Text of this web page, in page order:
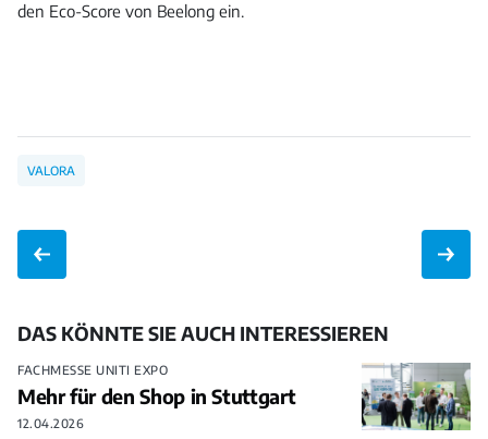
den Eco-Score von Beelong ein.
VALORA
DAS KÖNNTE SIE AUCH INTERESSIEREN
FACHMESSE UNITI EXPO
Mehr für den Shop in Stuttgart
12.04.2026